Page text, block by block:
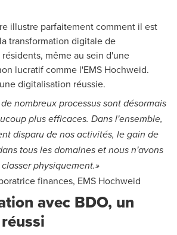
illustre parfaitement comment il est
transformation digitale de
même au sein d'une
lucratif comme l'EMS Hochweid.
digitalisation réussie.
nombreux processus sont désormais
plus efficaces. Dans l'ensemble,
disparu de nos activités, le gain de
tous les domaines et nous n'avons
physiquement.»
finances, EMS Hochweid
avec BDO, un